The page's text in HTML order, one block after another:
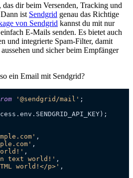
dir beim Versenden, Tracking und
ist Sendgrid genau das Richtige
von Sendgrid kannst du mit nur
E-Mails senden. Es bietet auch
und integrierte Spam-Filter, damit
und sicher beim Empfänger
ein Email mit Sendgrid?
'@sendgrid/mail' ;
env . SENDGRID_API_KEY);
,
,
,
text world!' ,
world!</p>' ,